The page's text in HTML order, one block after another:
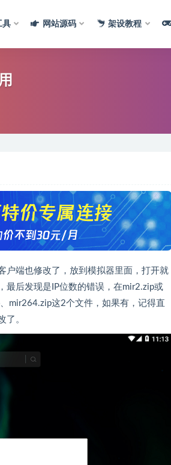
具 网站源码 架设教程
户端也修改了，放到模拟器里面，打开就
最后发现是IP位数的错误，在mir2.zip或
mir264.zip这2个文件，如果有，记得直
了。